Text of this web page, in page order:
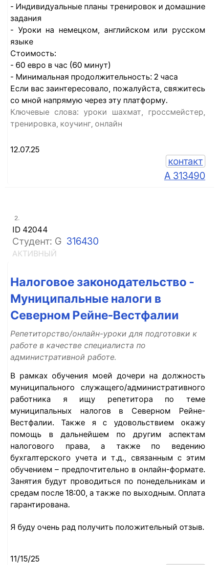
- Индивидуальные планы тренировок и домашние
задания
- Уроки на немецком, английском или русском
языке
Стоимость:
- 60 евро в час (60 минут)
- Минимальная продолжительность: 2 часа
Если вас заинтересовало, пожалуйста, свяжитесь
со мной напрямую через эту платформу.
Ключевые слова: уроки шахмат, гроссмейстер,
тренировка, коучинг, онлайн
12.07.25
контакт
A 313490
2.
ID 42044
Студент: G 316430
АКТИВНЫЙ
Налоговое законодательство -
Муниципальные налоги в
Северном Рейне-Вестфалии
Репетиторство/онлайн-уроки для подготовки к
работе в качестве специалиста по
административной работе.
В рамках обучения моей дочери на должность
муниципального служащего/административного
работника я ищу репетитора по теме
муниципальных налогов в Северном Рейне-
Вестфалии. Также я с удовольствием окажу
помощь в дальнейшем по другим аспектам
налогового права, а также по ведению
бухгалтерского учета и т.д., связанным с этим
обучением – предпочтительно в онлайн-формате.
Занятия будут проводиться по понедельникам и
средам после 18:00, а также по выходным. Оплата
гарантирована.
Я буду очень рад получить положительный отзыв.
11/15/25